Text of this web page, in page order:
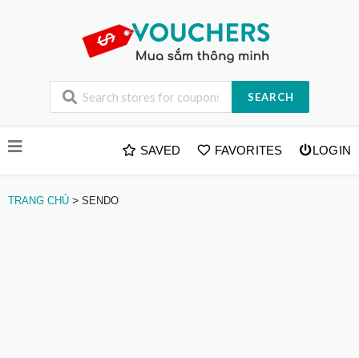
SEARCH
to
SAVED FAVORITES LOGIN
TRANG CHỦ > SENDO